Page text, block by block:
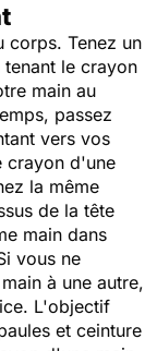
corps. Tenez un
le crayon
main au
passez
vers vos
crayon d'une
la même
de la tête
main dans
vous ne
à une autre,
L'objectif
et ceinture